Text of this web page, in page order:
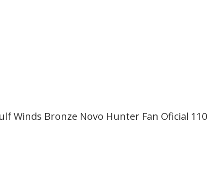
Winds Bronze Novo Hunter Fan Oficial 110